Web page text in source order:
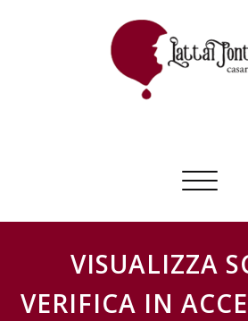
Commuta
VISUALIZZA
VERIFICA IN